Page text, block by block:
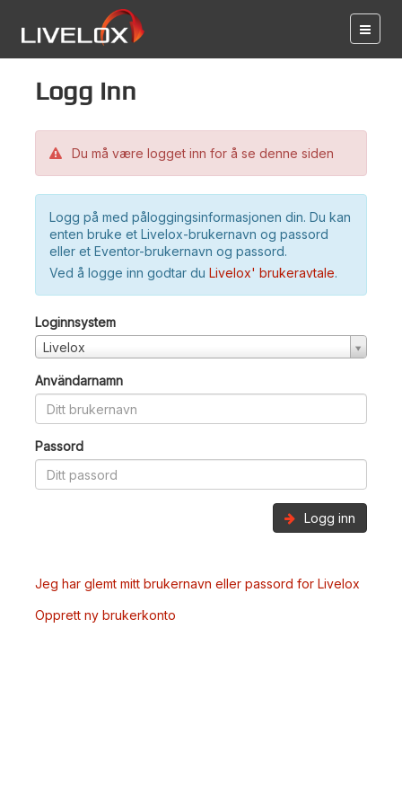
Logg inn
Du må være logget inn for å se denne siden
Logg på med påloggingsinformasjonen din. Du kan
enten bruke et Livelox-brukernavn og passord
eller et Eventor-brukernavn og passord.
Ved å logge inn godtar du Livelox' brukeravtale.
Loginnsystem
Livelox
Användarnamn
Passord
Logg inn
Jeg har glemt mitt brukernavn eller passord for Livelox
Opprett ny brukerkonto